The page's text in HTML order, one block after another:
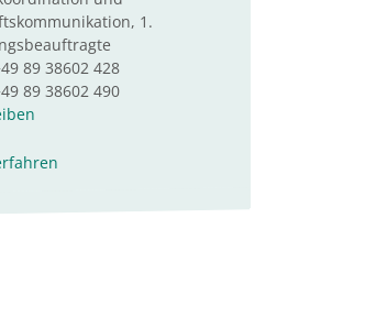
1.
89 38602 428
89 38602 490